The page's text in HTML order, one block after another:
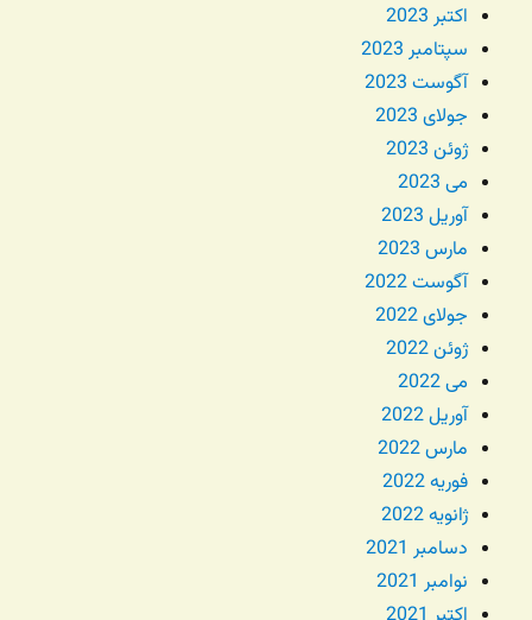
اکتبر 2023
سپتامبر 2023
آگوست 2023
جولای 2023
ژوئن 2023
می 2023
آوریل 2023
مارس 2023
آگوست 2022
جولای 2022
ژوئن 2022
می 2022
آوریل 2022
مارس 2022
فوریه 2022
ژانویه 2022
دسامبر 2021
نوامبر 2021